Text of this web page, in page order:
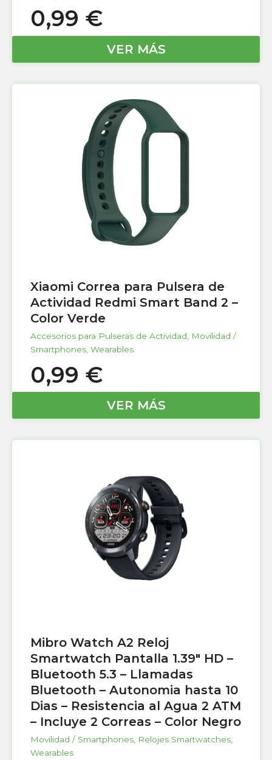
0,99 €
VER MÁS
Xiaomi Correa para Pulsera de
Actividad Redmi Smart Band 2 –
Color Verde
Accesorios para Pulseras de Actividad
Movilidad /
Smartphones Wearables
0,99 €
VER MÁS
Mibro Watch A2 Reloj
Smartwatch Pantalla 1.39″ HD –
Bluetooth 5.3 – Llamadas
Bluetooth – Autonomia hasta 10
Dias – Resistencia al Agua 2 ATM
– Incluye 2 Correas – Color Negro
Movilidad / Smartphones Relojes Smartwatches
Wearables